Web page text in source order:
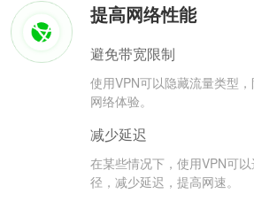
提高网络性能
避免带宽限制
使用VPN可以隐藏流量类型
网络体验。
减少延迟
在某些情况下，使用VPN可
径，减少延迟，提高网速。